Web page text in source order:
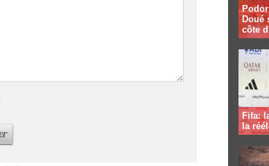
Doué
côte
Fifa:
la